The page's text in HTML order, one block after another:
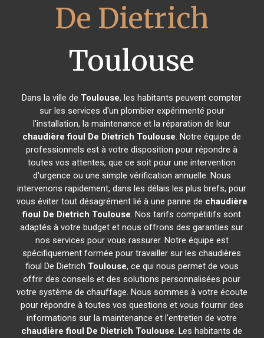
De Dietrich
Toulouse
Dans la ville de Toulouse, les habitants peuvent compter
sur les services d'un plombier expérimenté pour
l'installation, la maintenance et la réparation de leur
chaudière fioul De Dietrich Toulouse. Notre équipe de
professionnels est à votre disposition pour répondre à
toutes vos attentes, que ce soit pour une intervention
d'urgence ou une simple vérification annuelle. Nous
intervenons rapidement, dans les délais les plus brefs, pour
vous éviter tout désagrément lié à une panne de chaudière
fioul De Dietrich Toulouse. Nos tarifs compétitifs sont
adaptés à votre budget et nous offrons des garanties sur
nos services pour vous rassurer. Notre équipe est
spécifiquement formée pour travailler sur les chaudières
fioul De Dietrich Toulouse, ce qui nous permet de vous
offrir des conseils et des solutions personnalisées pour
votre système de chauffage. Nous sommes à votre écoute
pour répondre à toutes vos questions et vous fournir des
informations sur la maintenance et l'entretien de votre
chaudière fioul De Dietrich Toulouse. Les habitants de